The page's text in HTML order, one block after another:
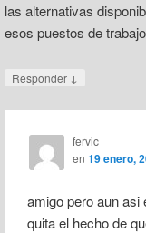
las alternativas
esos puestos de
Responder ↓
fervic
en 19 enero,
amigo pero aun asi
quita el hecho de